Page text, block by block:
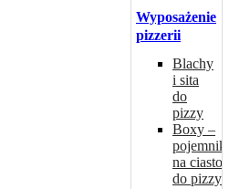
Wyposażenie
pizzerii
Blachy
i sita
do
pizzy
Boxy –
pojemniki
na ciasto
do pizzy